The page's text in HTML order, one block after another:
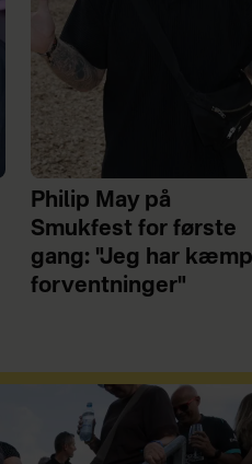
Philip May på
Smukfest for første
gang: "Jeg har
forventninger"